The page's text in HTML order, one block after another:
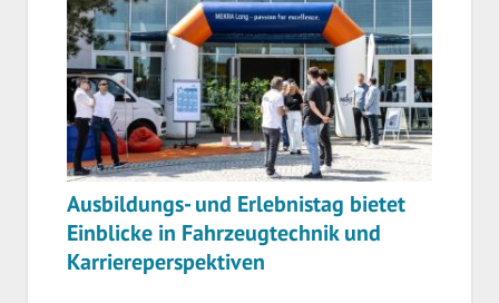
Ausbildungs- und Erlebnistag bietet
Einblicke in Fahrzeugtechnik und
Karriereperspektiven